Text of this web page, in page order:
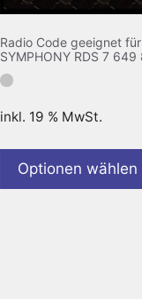
Radio Code geeignet
SYMPHONY RDS 7
inkl. 19 % MwSt.
Optionen wählen